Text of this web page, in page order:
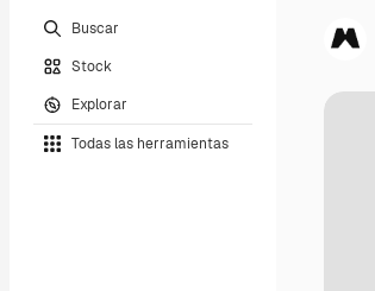
Buscar
Stock
Explorar
Todas las herramientas